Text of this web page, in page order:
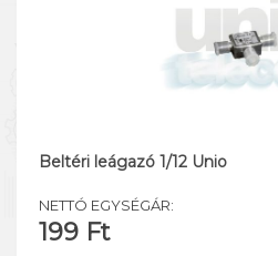
Beltéri leágazó 1/12 Unio
NETTÓ EGYSÉGÁR:
199 Ft